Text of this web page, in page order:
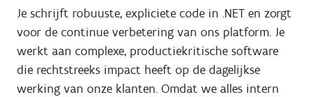
Je schrijft robuuste, expliciete code in .NET en zorgt
voor de continue verbetering van ons platform. Je
werkt aan complexe, productiekritische software
die rechtstreeks impact heeft op de dagelijkse
werking van onze klanten. Omdat we alles intern